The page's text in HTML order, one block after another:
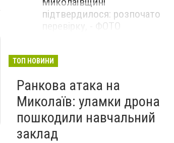
підтвердилося: розпочато
перевірку, - ФОТО
ТОП НОВИНИ
Ранкова атака на
Миколаїв: уламки дрона
пошкодили навчальний
заклад